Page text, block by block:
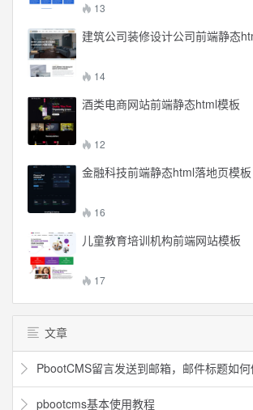
13
建筑公司装修设计公司前端静态
14
酒类电商网站前端静态html模板
12
金融科技前端静态html落地页模板
16
儿童教育培训机构前端网站模板
17
文章
PbootCMS留言发送到邮箱，邮件标题如
pbootcms基本使用教程